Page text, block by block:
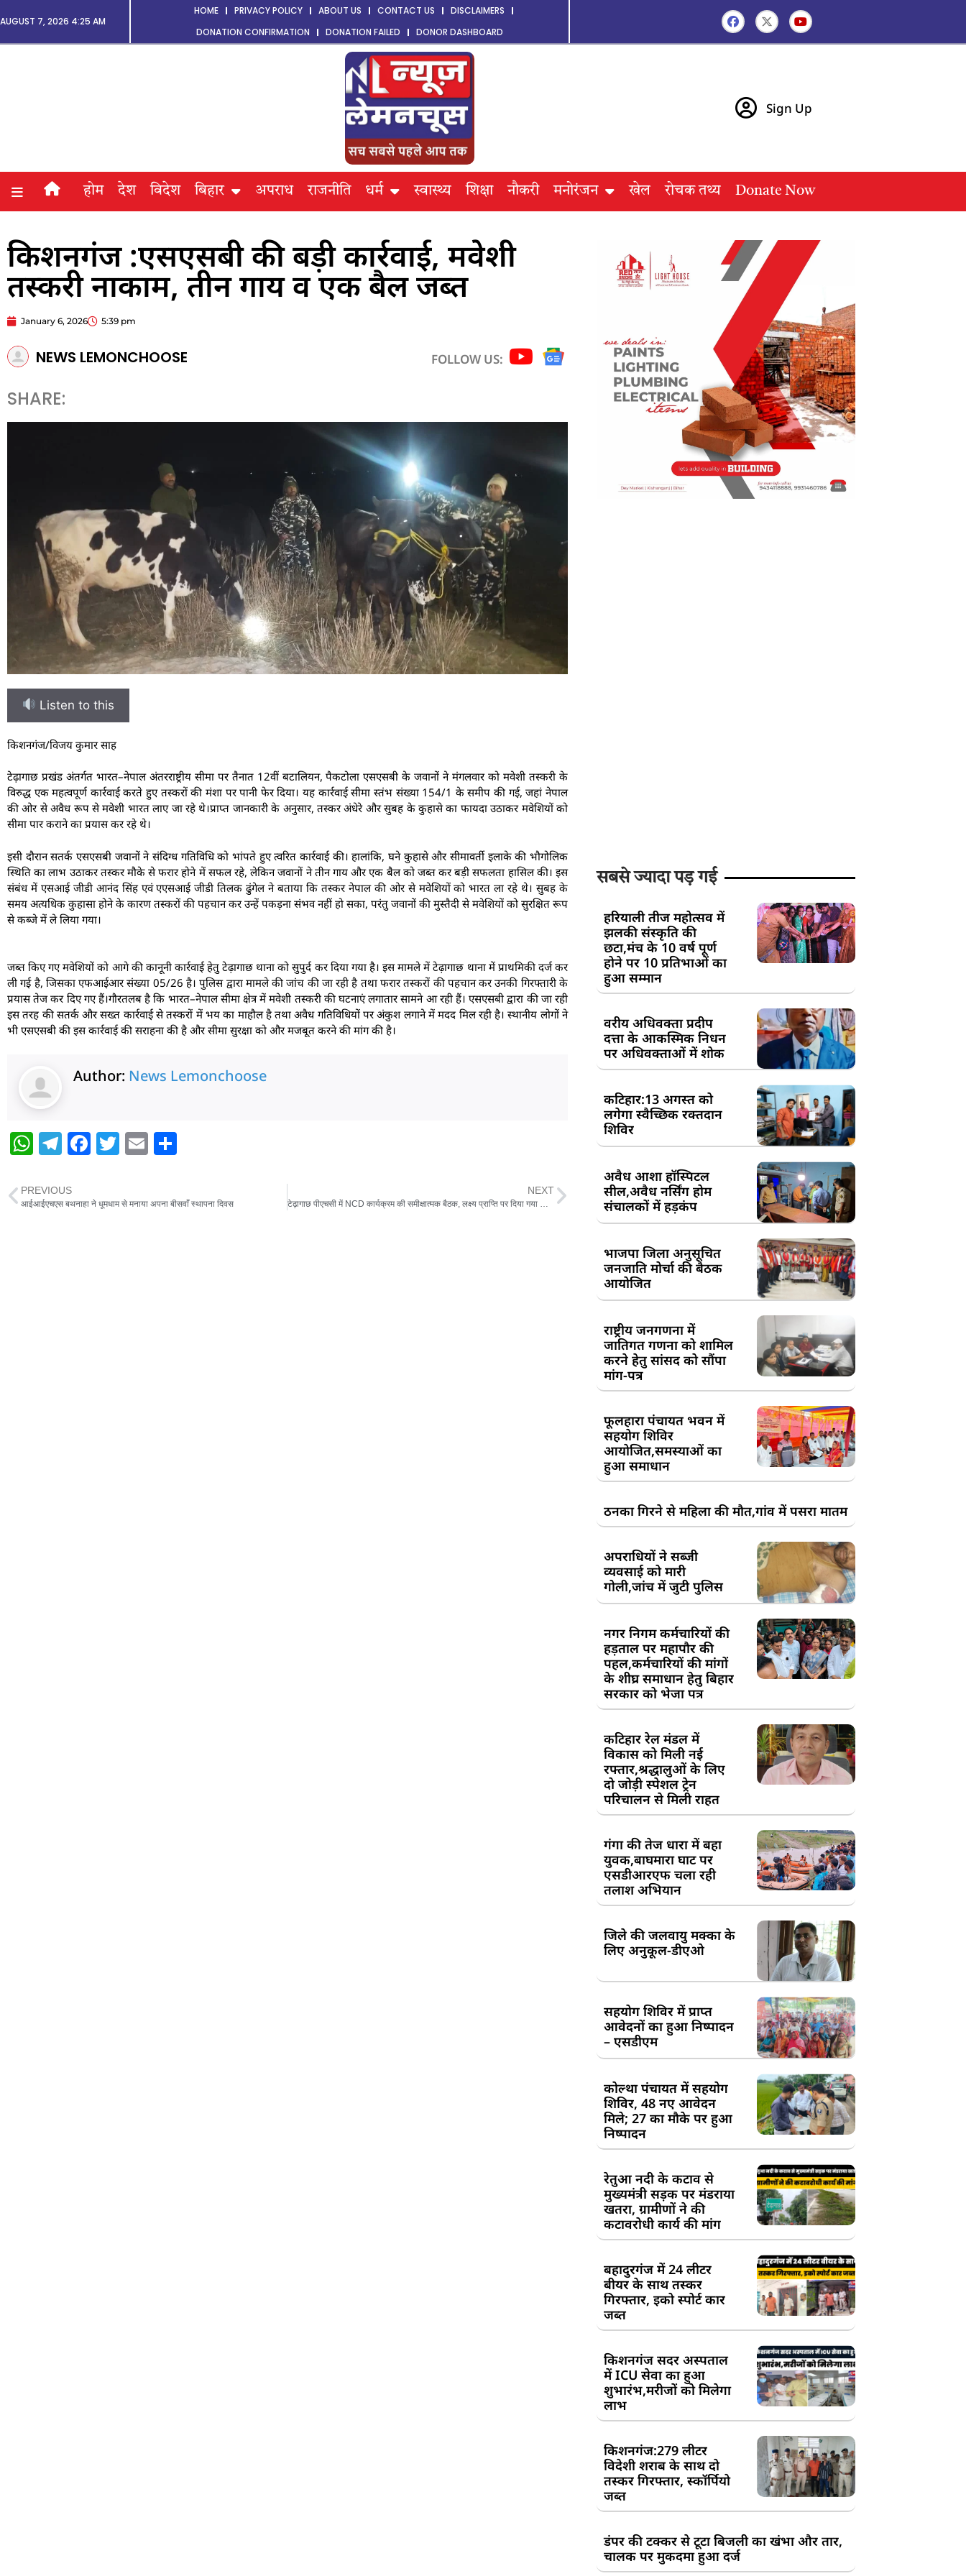
AUGUST 7, 2026 4:25 AM
HOME PRIVACY POLICY ABOUT US CONTACT US
DISCLAIMERS
DONATION CONFIRMATION
DONATION FAILED DONOR DASHBOARD
Sign Up
होम देश विदेश बिहार अपराध राजनीति धर्म स्वास्थ्य शिक्षा नौकरी मनोरंजन खेल रोचक तथ्य Donate Now
किशनगंज :एसएसबी की बड़ी कार्रवाई, मवेशी
तस्करी नाकाम, तीन गाय व एक बैल जब्त
January 6, 2026 5:39 pm
NEWS LEMONCHOOSE FOLLOW US:
SHARE:
Listen to this
किशनगंज/विजय कुमार साह
टेढ़ागाछ प्रखंड अंतर्गत भारत–नेपाल अंतरराष्ट्रीय सीमा पर तैनात 12वीं बटालियन, पैकटोला एसएसबी के जवानों ने मंगलवार को मवेशी तस्करी के
विरुद्ध एक महत्वपूर्ण कार्रवाई करते हुए तस्करों की मंशा पर पानी फेर दिया। यह कार्रवाई सीमा स्तंभ संख्या 154/1 के समीप की गई, जहां नेपाल
की ओर से अवैध रूप से मवेशी भारत लाए जा रहे थे।प्राप्त जानकारी के अनुसार, तस्कर अंधेरे और सुबह के कुहासे का फायदा उठाकर मवेशियों को
सीमा पार कराने का प्रयास कर रहे थे।
इसी दौरान सतर्क एसएसबी जवानों ने संदिग्ध गतिविधि को भांपते हुए त्वरित कार्रवाई की। हालांकि, घने कुहासे और सीमावर्ती इलाके की भौगोलिक
स्थिति का लाभ उठाकर तस्कर मौके से फरार होने में सफल रहे, लेकिन जवानों ने तीन गाय और एक बैल को जब्त कर बड़ी सफलता हासिल की। इस
संबंध में एसआई जीडी आनंद सिंह एवं एएसआई जीडी तिलक ढुंगेल ने बताया कि तस्कर नेपाल की ओर से मवेशियों को भारत ला रहे थे। सुबह के
समय अत्यधिक कुहासा होने के कारण तस्करों की पहचान कर उन्हें पकड़ना संभव नहीं हो सका, परंतु जवानों की मुस्तैदी से मवेशियों को सुरक्षित रूप
से कब्जे में ले लिया गया।
जब्त किए गए मवेशियों को आगे की कानूनी कार्रवाई हेतु टेढ़ागाछ थाना को सुपुर्द कर दिया गया है। इस मामले में टेढ़ागाछ थाना में प्राथमिकी दर्ज कर
ली गई है, जिसका एफआईआर संख्या 05/26 है। पुलिस द्वारा मामले की जांच की जा रही है तथा फरार तस्करों की पहचान कर उनकी गिरफ्तारी के
प्रयास तेज कर दिए गए हैं।गौरतलब है कि भारत–नेपाल सीमा क्षेत्र में मवेशी तस्करी की घटनाएं लगातार सामने आ रही हैं। एसएसबी द्वारा की जा रही
इस तरह की सतर्क और सख्त कार्रवाई से तस्करों में भय का माहौल है तथा अवैध गतिविधियों पर अंकुश लगाने में मदद मिल रही है। स्थानीय लोगों ने
भी एसएसबी की इस कार्रवाई की सराहना की है और सीमा सुरक्षा को और मजबूत करने की मांग की है।
Author: News Lemonchoose
W
at
s
T
e
g
F
e
T
er
E
l e
PREVIOUS
आईआईएचएस बथनाहा ने धूमधाम से मनाया अपना बीसवाँ स्थापना दिवस
NEXT
सबसे ज्यादा पड़ गई
हरियाली तीज महोत्सव में
झलकी संस्कृति की
छटा,मंच के 10 वर्ष पूर्ण
होने पर 10 प्रतिभाओं का
हुआ सम्मान
वरीय अधिवक्ता प्रदीप
दत्ता के आकस्मिक निधन
पर अधिवक्ताओं में शोक
कटिहार:13 अगस्त को
लगेगा स्वैच्छिक रक्तदान
शिविर
अवैध आशा हॉस्पिटल
सील,अवैध नर्सिंग होम
संचालकों में हड़कंप
भाजपा जिला अनुसूचित
जनजाति मोर्चा की बैठक
आयोजित
राष्ट्रीय जनगणना में
जातिगत गणना को शामिल
करने हेतु सांसद को सौंपा
मांग-पत्र
फूलहारा पंचायत भवन में
सहयोग शिविर
आयोजित,समस्याओं का
हुआ समाधान
ठनका गिरने से महिला की मौत,गांव में पसरा मातम
अपराधियों ने सब्जी
व्यवसाई को मारी
गोली,जांच में जुटी पुलिस
नगर निगम कर्मचारियों की
हड़ताल पर महापौर की
पहल,कर्मचारियों की मांगों
के शीघ्र समाधान हेतु बिहार
सरकार को भेजा पत्र
कटिहार रेल मंडल में
विकास को मिली नई
रफ्तार,श्रद्धालुओं के लिए
दो जोड़ी स्पेशल ट्रेन
परिचालन से मिली राहत
गंगा की तेज धारा में बहा
युवक,बाघमारा घाट पर
एसडीआरएफ चला रही
तलाश अभियान
जिले की जलवायु मक्का के
लिए अनुकूल-डीएओ
सहयोग शिविर में प्राप्त
आवेदनों का हुआ निष्पादन
– एसडीएम
कोल्था पंचायत में सहयोग
शिविर, 48 नए आवेदन
मिले; 27 का मौके पर हुआ
निष्पादन
रेतुआ नदी के कटाव से
मुख्यमंत्री सड़क पर मंडराया
खतरा, ग्रामीणों ने की
कटावरोधी कार्य की मांग
बहादुरगंज में 24 लीटर
बीयर के साथ तस्कर
गिरफ्तार, इको स्पोर्ट कार
जब्त
किशनगंज सदर अस्पताल
में ICU सेवा का हुआ
शुभारंभ,मरीजों को मिलेगा
लाभ
किशनगंज:279 लीटर
विदेशी शराब के साथ दो
तस्कर गिरफ्तार, स्कॉर्पियो
जब्त
डंपर की टक्कर से टूटा बिजली का खंभा और तार,
चालक पर मुकदमा हुआ दर्ज